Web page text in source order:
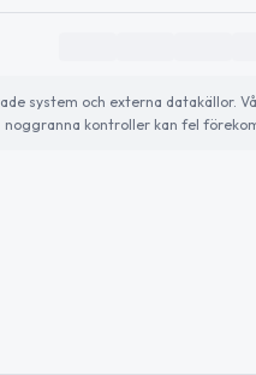
system och externa datakällor.
noggranna kontroller kan fel